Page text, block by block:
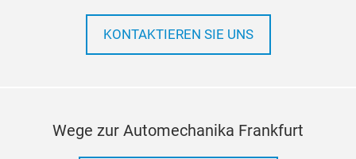
KONTAKTIEREN SIE UNS
Wege zur Automechanika Frankfurt